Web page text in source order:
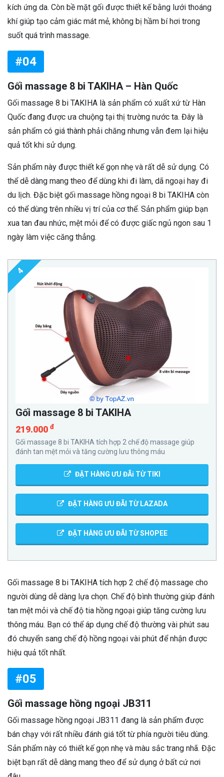
kích ứng da. Còn bề mặt gối được thiết kế bằng lưới thoáng
khí giúp tạo cảm giác mát mẻ, không bị hầm bí hơi trong
suốt quá trình massage.
#04
Gối massage 8 bi TAKIHA – Hàn Quốc
Gối massage 8 bi TAKIHA là sản phẩm có xuất xứ từ Hàn
Quốc đang được ưa chuộng tại thị trường nước ta. Đây là
sản phẩm có giá thành phải chăng nhưng vẫn đem lại hiệu
quả tốt khi sử dụng.
Sản phẩm này được thiết kế gọn nhẹ và rất dễ sử dụng. Có
thể dễ dàng mang theo để dùng khi đi làm, dã ngoại hay đi
du lịch. Đặc biệt gối massage hồng ngoại 8 bi TAKIHA còn
có thể dùng trên nhiều vị trí của cơ thể. Sản phẩm giúp bạn
xua tan đau nhức, mệt mỏi để có được giấc ngủ ngon sau 1
ngày làm việc căng thẳng.
4
Gối massage 8 bi TAKIHA
219.000 đ
Gối massage 8 bi TAKIHA tích hợp 2 chế độ massage giúp
đánh tan mệt mỏi và tăng cường lưu thông máu
ĐẶT HÀNG ƯU ĐÃi TỪ TIKI
ĐẶT HÀNG ƯU ĐÃI TỪ LAZADA
ĐẶT HÀNG ƯU ĐÃI TỪ SHOPEE
Gối massage 8 bi TAKIHA tích hợp 2 chế độ massage cho
người dùng dễ dàng lựa chọn. Chế độ bình thường giúp đánh
tan mệt mỏi và chế độ tia hồng ngoại giúp tăng cường lưu
thông máu. Bạn có thể áp dụng chế độ thường vài phút sau
đó chuyển sang chế độ hồng ngoại vài phút để nhận được
hiệu quả tốt nhất.
#05
Gối massage hồng ngoại JB311
Gối massage hồng ngoại JB311 đang là sản phẩm được
bán chạy với rất nhiều đánh giá tốt từ phía người tiêu dùng.
Sản phẩm này có thiết kế gọn nhẹ và màu sắc trang nhã. Đặc
biệt bạn rất dễ dàng mang theo để sử dụng ở bất cứ nơi